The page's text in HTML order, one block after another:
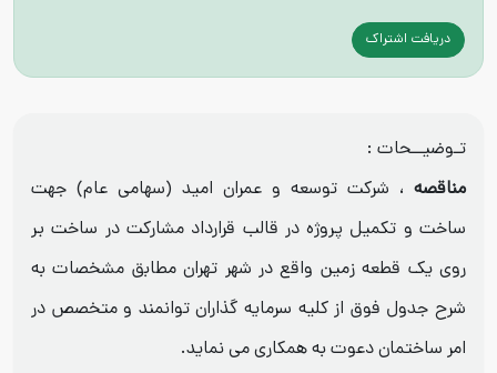
دریافت اشتراک
تـوضیــحات :
مناقصه ، شرکت توسعه و عمران امید (سهامی عام) جهت
ساخت و تکمیل پروژه در قالب قرارداد مشارکت در ساخت بر
روی یک قطعه زمین واقع در شهر تهران مطابق مشخصات به
شرح جدول فوق از کلیه سرمایه گذاران توانمند و متخصص در
امر ساختمان دعوت به همکاری می نماید.